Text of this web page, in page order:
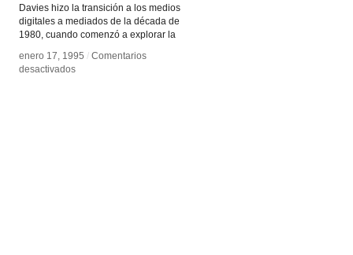
Davies hizo la transición a los medios
digitales a mediados de la década de
1980, cuando comenzó a explorar la
enero 17, 1995 / Comentarios
desactivadosen
enero 17, 1995 / Comentarios
desactivadosen